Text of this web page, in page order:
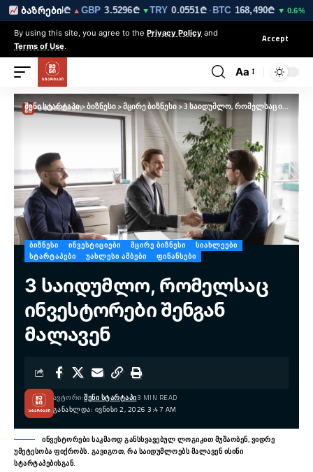
ბაზრები
EUR3.0264₾▲ GBP3.5296₾▼ TRY0.0551₾·BTC168,490₾▼ 0.6%
By using this site, you agree to the Privacy Policy and
Terms of Use.
Accept
Aa
შენი სტარტაპი>ბიზნესი>მცირე ბიზნესი>3 საიდუმლო, რომელსაც ინვესტორები შენგან მალავენ
ᲑᲘᲖᲜᲔᲡᲘ ᲘᲜᲕᲔᲡᲢᲘᲪᲘᲔᲑᲘ ᲛᲪᲘᲠᲔ ᲑᲘᲖᲜᲔᲡᲘ
ᲡᲘᲐᲮᲚᲔᲔᲑᲘ
ᲡᲢᲐᲠᲢᲐᲞᲔᲑᲘ
ᲣᲐᲮᲚᲔᲡᲘ ᲐᲛᲑᲔᲑᲘ ᲤᲘᲜᲐᲜᲡᲔᲑᲘ
3 საიდუმლო, რომელსაც
ინვესტორები შენგან
მალავენ
ᲒᲐᲜᲐᲮᲚᲓᲐ: ᲘᲕᲜᲘᲡᲘ 2, 2026 3:47 AM
ᲐᲕᲢᲝᲠᲘ:ᲨᲔᲜᲘ ᲡᲢᲐᲠᲢᲐᲞᲘ3 MIN READ
ინვესტორები საკმაოდ განსხვავებულ ლოგიკით მუშაობენ, ვიდრე
უმეტესობა ფიქრობს. გავიგოთ, რა საიდუმლოებს მალავენ ისინი
სტარტაპებისგან.